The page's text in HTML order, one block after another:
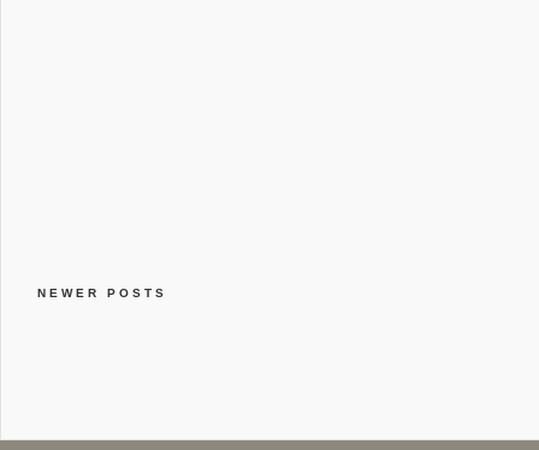
NEWER POSTS